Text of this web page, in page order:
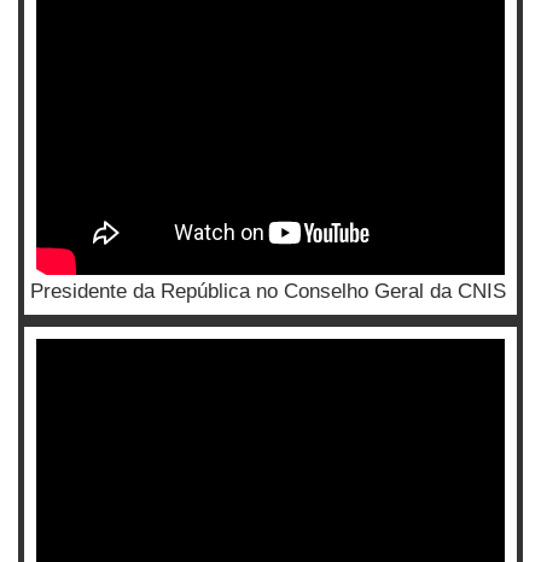
Presidente da República no Conselho Geral da CNIS